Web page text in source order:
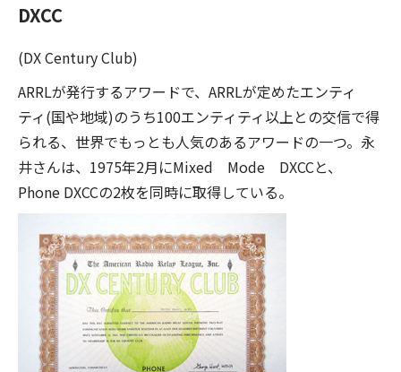
DXCC
(DX Century Club)
ARRLが発行するアワードで、ARRLが定めたエンティ
ティ(国や地域)のうち100エンティティ以上との交信で得
られる、世界でもっとも人気のあるアワードの一つ。永
井さんは、1975年2月にMixed Mode DXCCと、
Phone DXCCの2枚を同時に取得している。